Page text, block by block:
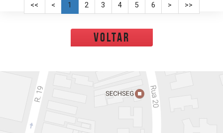
<< < 1 2 3 4 5 6 > >>
voltar